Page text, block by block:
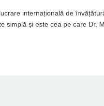
internațională de
simplă și este cea pe care Dr.